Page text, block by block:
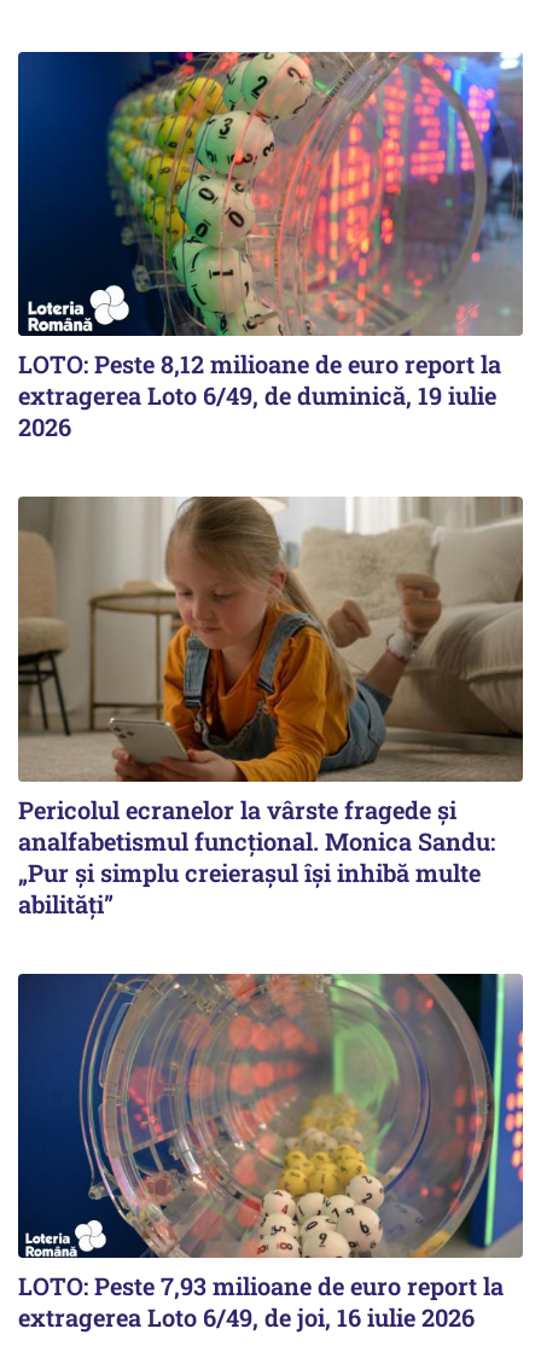
LOTO: Peste 8,12 milioane de euro report la
extragerea Loto 6/49, de duminică, 19 iulie
2026
Pericolul ecranelor la vârste fragede și
analfabetismul funcțional. Monica Sandu:
„Pur și simplu creierașul își inhibă multe
abilități”
LOTO: Peste 7,93 milioane de euro report la
extragerea Loto 6/49, de joi, 16 iulie 2026